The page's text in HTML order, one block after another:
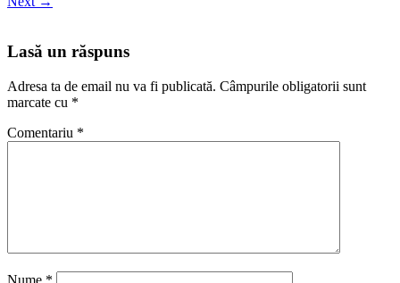
Lasă un răspuns
Adresa ta de email nu va fi publicată. Câmpurile obligatorii sunt
marcate cu *
Comentariu *
Nume *